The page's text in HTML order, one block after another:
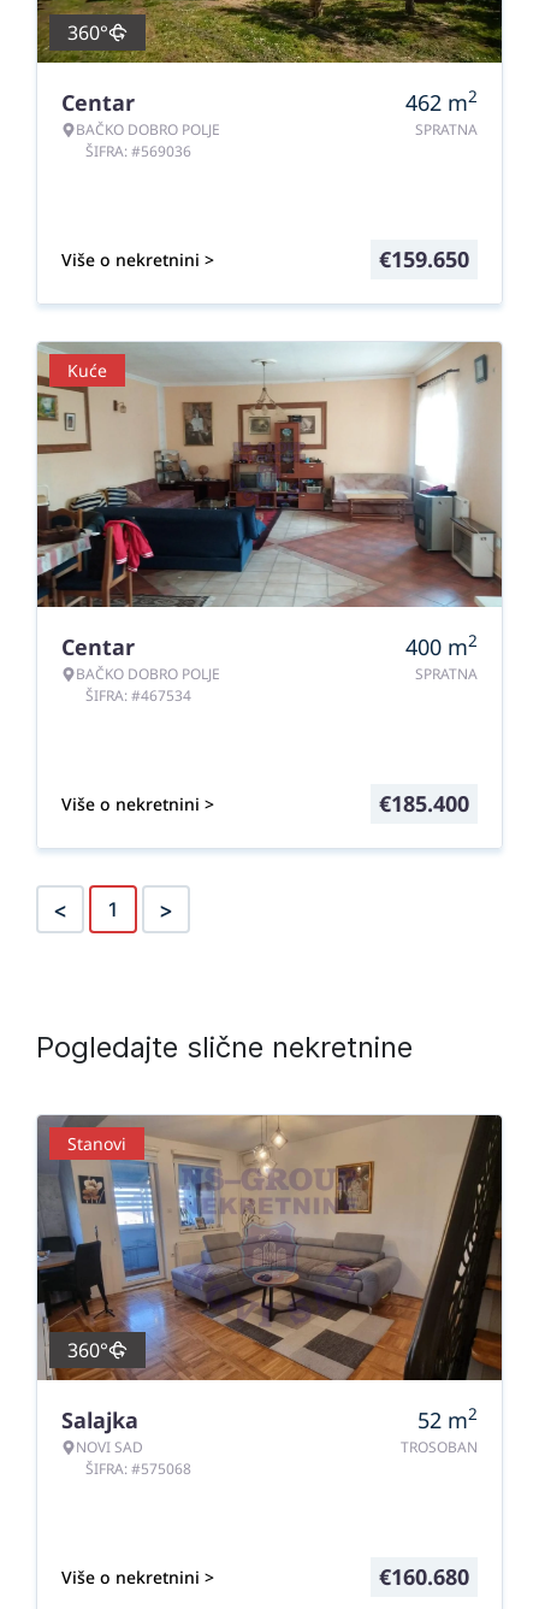
360°
Centar
BAČKO DOBRO POLJE
ŠIFRA: #569036
462 m2
SPRATNA
Više o nekretnini > €159.650
Kuće
Centar
BAČKO DOBRO POLJE
ŠIFRA: #467534
400 m2
SPRATNA
Više o nekretnini > €185.400
< 1 >
Pogledajte slične nekretnine
Stanovi
360°
Salajka
NOVI SAD
ŠIFRA: #575068
52 m2
TROSOBAN
Više o nekretnini > €160.680